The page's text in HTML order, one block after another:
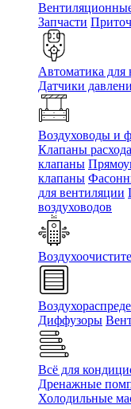
Запчасти
Автоматика для
Датчики
Воздуховоды и
Клапаны расхода
клапаны
клапаны
для вентиляции
воздуховодов
Диффузоры
Всё для
Дренажные
Холодильные